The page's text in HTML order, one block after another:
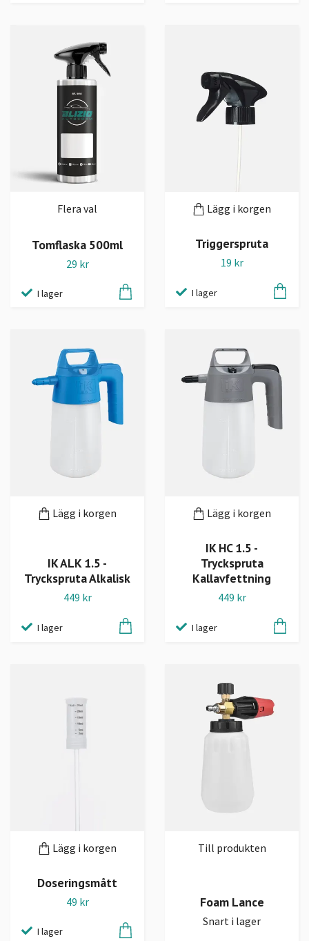
Flera val
Tomflaska 500ml
29 kr
I lager
Lägg i korgen
Triggerspruta
19 kr
I lager
Lägg i korgen
IK ALK 1.5 -
Tryckspruta Alkalisk
449 kr
I lager
Lägg i korgen
IK HC 1.5 -
Tryckspruta
Kallavfettning
449 kr
I lager
Lägg i korgen
Doseringsmått
49 kr
I lager
Till produkten
Foam Lance
Snart i lager